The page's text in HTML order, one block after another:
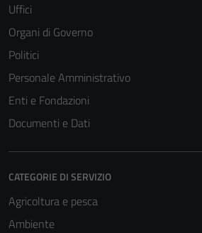
Uffici
Organi di Governo
Politici
Personale Amministrativo
Enti e Fondazioni
Documenti e Dati
CATEGORIE DI SERVIZIO
Agricoltura e pesca
Ambiente